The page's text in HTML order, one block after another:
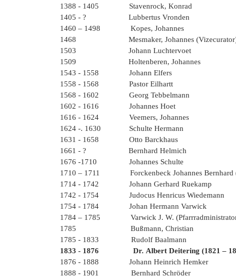
1388 - 1405
1405 - ?
1460 – 1498 Kopes, Johannes
1468 Mesmaker, Johannes
1503 Johann
1509 Holtenberen, Johannes
1543 - 1558 Johann Elfers
1558 - 1568 Pastor Eilhartt
1568 - 1602 Georg Tebbelmann
1602 - 1616 Johannes Hoet
1616 - 1624 Veemers, Johannes
1624 -. 1630 Schulte Hermann
1631 - 1658 Otto Barckhaus
1661 - ? Bernhard Helmich
1676 -1710 Johannes Schulte
1710 – 1711 Forckenbeck Johannes
1714 - 1742 Johann Gerhard Ruekamp
1742 - 1754 Judocus Henricus Wiedemann
1754 - 1784 Johan
1784 – 1785 Varwick J. W.
1785 Bußmann, Christian
1785 - 1833 Rudolf Baalmann
1833 - 1876 Dr. Albert Deitering (1821 – 1831
1876 - 1888 Johann Heinrich Hemker
1888 - 1901